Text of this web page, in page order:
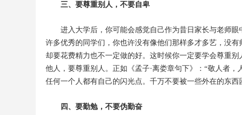
三、要尊重别人，不要自卑
进入大学后，你可能会感觉自己作为昔日家长与老师
许多优秀的同学们，你也许没有像他们那样多才多艺，没
却要花费精力也不一定做的好。这时候你一定要学会尊重
他人，要尊重别人。正如《孟子·离娄章句下》：“敬人者
任何一个人都有自己的闪光点。千万不要被一些外在的东
四、要勤勉，不要伪勤奋